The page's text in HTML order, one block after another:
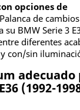
opciones de
Palanca de
BMW Serie 3
diferentes
con/sin
adecuado
(1992-